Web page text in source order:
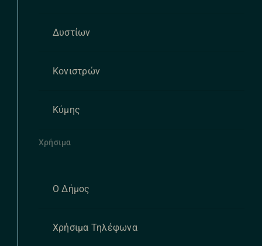
Δυστίων
Κονιστρών
Κύμης
Χρήσιμα
Ο Δήμος
Χρήσιμα Τηλέφωνα